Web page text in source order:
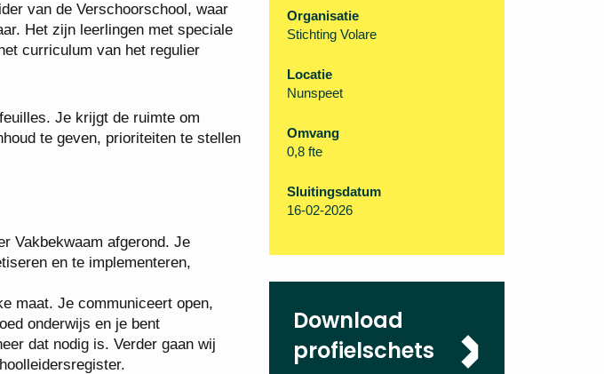
van de Verschoorschool, waar
Het zijn leerlingen met speciale
curriculum van het regulier
Je krijgt de ruimte om
te geven, prioriteiten te stellen
Vakbekwaam afgerond. Je
en te implementeren,
maat. Je communiceert open,
onderwijs en je bent
dat nodig is. Verder gaan wij
Organisatie
Stichting Volare
Locatie
Nunspeet
Omvang
0,8 fte
Sluitingsdatum
16-02-2026
Download
profielschets